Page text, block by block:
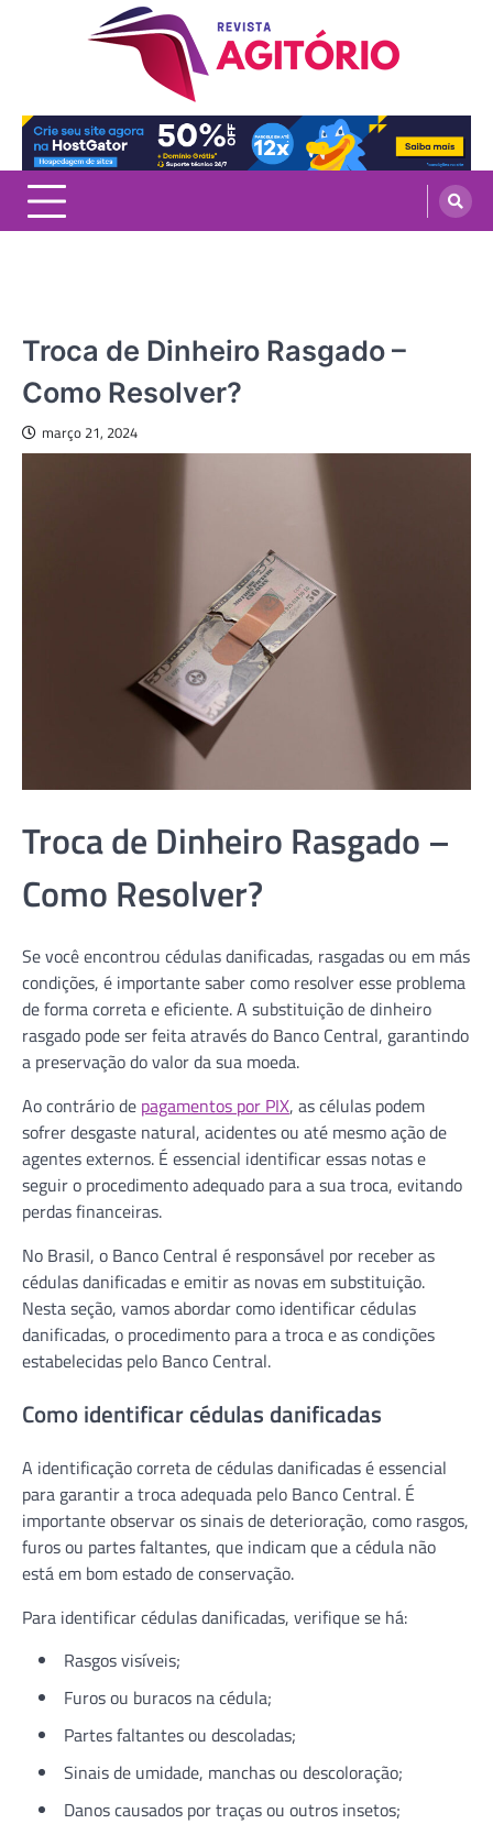
revistaagitorio.com.br
Portal de Artigos Incríveis
Troca de Dinheiro Rasgado –
Como Resolver?
março 21, 2024
Troca de Dinheiro Rasgado –
Como Resolver?
Se você encontrou cédulas danificadas, rasgadas ou em más
condições, é importante saber como resolver esse problema
de forma correta e eficiente. A substituição de dinheiro
rasgado pode ser feita através do Banco Central, garantindo
a preservação do valor da sua moeda.
Ao contrário de pagamentos por PIX, as células podem
sofrer desgaste natural, acidentes ou até mesmo ação de
agentes externos. É essencial identificar essas notas e
seguir o procedimento adequado para a sua troca, evitando
perdas financeiras.
No Brasil, o Banco Central é responsável por receber as
cédulas danificadas e emitir as novas em substituição.
Nesta seção, vamos abordar como identificar cédulas
danificadas, o procedimento para a troca e as condições
estabelecidas pelo Banco Central.
Como identificar cédulas danificadas
A identificação correta de cédulas danificadas é essencial
para garantir a troca adequada pelo Banco Central. É
importante observar os sinais de deterioração, como rasgos,
furos ou partes faltantes, que indicam que a cédula não
está em bom estado de conservação.
Para identificar cédulas danificadas, verifique se há:
Rasgos visíveis;
Furos ou buracos na cédula;
Partes faltantes ou descoladas;
Sinais de umidade, manchas ou descoloração;
Danos causados por traças ou outros insetos;